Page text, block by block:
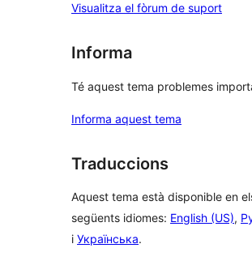
Visualitza el fòrum de suport
Informa
Té aquest tema problemes
Informa aquest tema
Traduccions
Aquest tema està disponible en
següents idiomes: English (US),
i Українська.